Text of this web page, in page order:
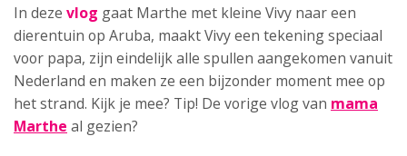
In deze vlog gaat Marthe met kleine Vivy naar een
dierentuin op Aruba, maakt Vivy een tekening speciaal
voor papa, zijn eindelijk alle spullen aangekomen vanuit
Nederland en maken ze een bijzonder moment mee op
het strand. Kijk je mee? Tip! De vorige vlog van mama
Marthe al gezien?